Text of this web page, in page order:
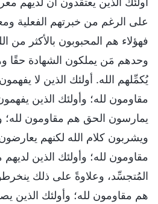
على الرغم من خبرتهم الفعلية
فهؤلاء هم المحبوبون بالأكثر من
وحدهم مَن يملكون الشهادة حقًا
يُكمِّلهم الله. أولئك الذين لا
مقاومون لله؛ وأولئك الذين
يمارسون الحق هم مقاومون لله؛
ويشربون كلام الله لكنهم
مقاومون لله؛ وأولئك الذين
المُتجسِّد، وعلاوةً على ذلك
هم مقاومون لله؛ وأولئك الذين